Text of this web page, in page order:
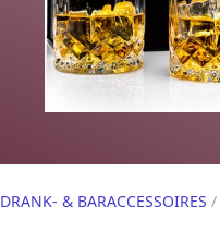
DRANK- & BARACCESSOIRES /